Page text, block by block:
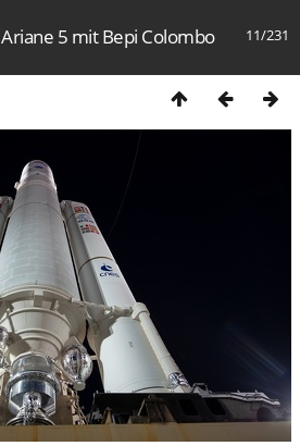
11/231
Ariane 5 mit Bepi Colombo